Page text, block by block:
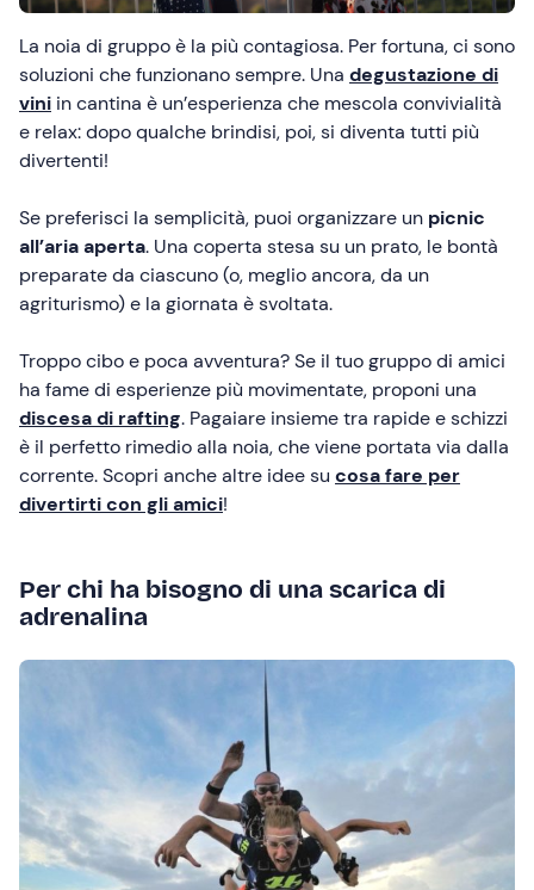
La noia di gruppo è la più contagiosa. Per fortuna, ci sono
soluzioni che funzionano sempre. Una degustazione di
vini in cantina è un’esperienza che mescola convivialità
e relax: dopo qualche brindisi, poi, si diventa tutti più
divertenti!
Se preferisci la semplicità, puoi organizzare un picnic
all’aria aperta. Una coperta stesa su un prato, le bontà
preparate da ciascuno (o, meglio ancora, da un
agriturismo) e la giornata è svoltata.
Troppo cibo e poca avventura? Se il tuo gruppo di amici
ha fame di esperienze più movimentate, proponi una
discesa di rafting. Pagaiare insieme tra rapide e schizzi
è il perfetto rimedio alla noia, che viene portata via dalla
corrente. Scopri anche altre idee su cosa fare per
divertirti con gli amici!
Per chi ha bisogno di una scarica di
adrenalina